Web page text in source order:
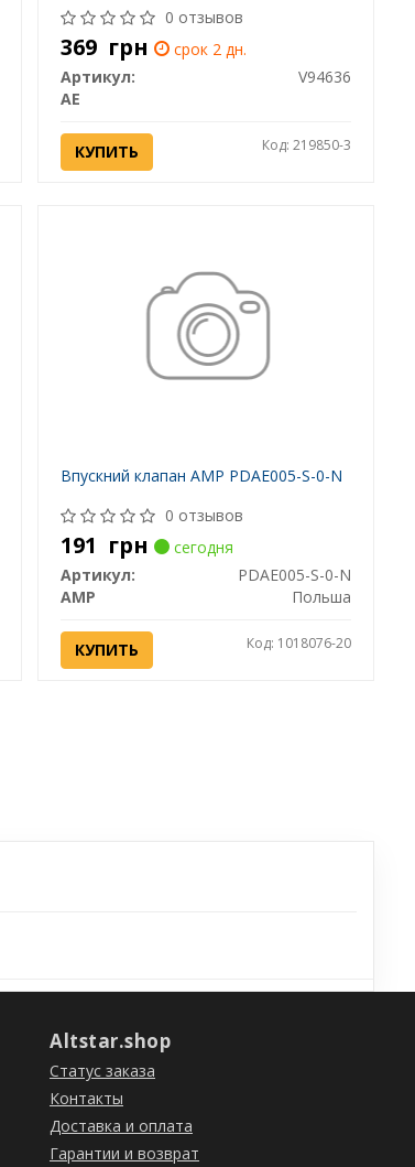
0 отзывов
369 грн
срок 2 дн.
Артикул:
V94636
AE
КУПИТЬ Код: 219850-3
Впускний клапан AMP PDAE005-S-0-N
0 отзывов
191 грн
сегодня
Артикул:
PDAE005-S-0-N
AMP
Польша
КУПИТЬ Код: 1018076-20
Altstar.shop
Статус заказа
Контакты
Доставка и оплата
Гарантии и возврат